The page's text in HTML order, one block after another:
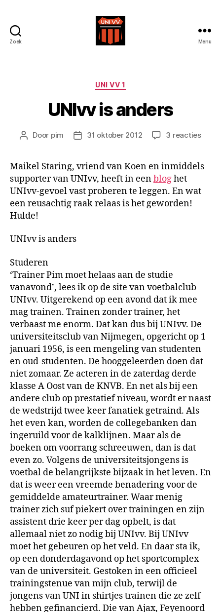
Zoek Menu
Categorieën
UNI VV 1
UNIvv is anders
Berichtauteur
Door pim Berichtdatum
31 oktober 2012 3 reactiesop
Maikel Staring, vriend van Koen en inmiddels
supporter van UNIvv, heeft in eenbloghet
UNIvv-gevoel vast proberen te leggen. En wat
een reusachtig raak relaas is het geworden!
Hulde!
UNIvv is anders
Studeren
‘Trainer Pim moet helaas aan de studie
vanavond’, lees ik op de site van voetbalclub
UNIvv. Uitgerekend op een avond dat ik mee
mag trainen. Trainen zonder trainer, het
verbaast me enorm. Dat kan dus bij UNIvv. De
universiteitsclub van Nijmegen, opgericht op 1
januari 1956, is een mengeling van studenten
en oud-studenten. De hooggeleerden doen dat
niet zomaar. Ze acteren in de zaterdag derde
klasse A Oost van de KNVB. En net als bij een
andere club op prestatief niveau, wordt er naast
de wedstrijd twee keer fanatiek getraind. Als
het even kan, worden de collegebanken dan
ingeruild voor de kalklijnen. Maar als de
boeken om voorrang schreeuwen, dan is dat
even zo. Volgens de universiteitsjongens is
voetbal de belangrijkste bijzaak in het leven. En
dat is weer een vreemde benadering voor de
gemiddelde amateurtrainer. Waar menig
trainer zich suf piekert over trainingen en zijn
assistent drie keer per dag opbelt, is dat
allemaal niet zo nodig bij UNIvv. Bij UNIvv
moet het gebeuren op het veld. En daar sta ik,
op een donderdagavond op het sportcomplex
van de universiteit. Gestoken in een officieel
trainingstenue van mijn club, terwijl de
jongens van UNI in shirtjes trainen die ze zelf
hebben gefinancierd. Die van Ajax, Feyenoord